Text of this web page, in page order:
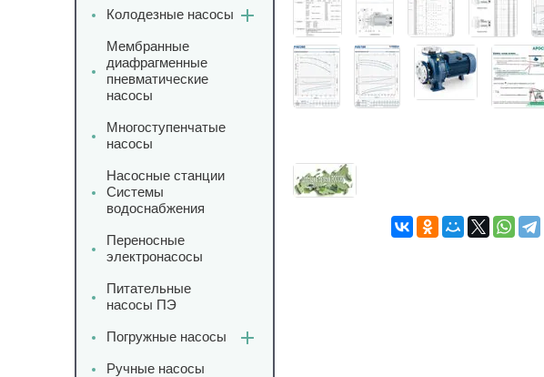
Колодезные насосы
Мембранные
диафрагменные
пневматические
насосы
Многоступенчатые
насосы
Насосные станции
Системы
водоснабжения
Переносные
электронасосы
Питательные
насосы ПЭ
Погружные насосы
Ручные насосы